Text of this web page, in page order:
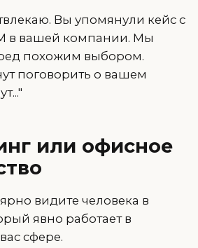
Вы упомянули кейс с
в вашей компании. Мы
похожим выбором.
поговорить о вашем
или офисное
видите человека в
явно работает в
сфере.